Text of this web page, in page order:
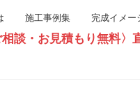
施工事例集 完成イメー
相談・お見積もり無料